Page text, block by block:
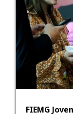
FIEMG